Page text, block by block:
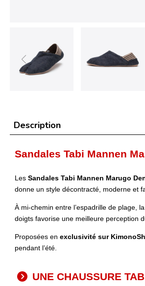
Description
Sandales Tabi Mannen
Les Sandales Tabi Mannen Marugo
donne un style décontracté, moderne et
À mi-chemin entre l’espadrille de plage,
doigts favorise une meilleure perception
Proposées en exclusivité sur
pendant l’été.
UNE CHAUSSURE